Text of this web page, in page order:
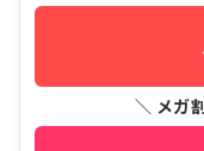
＼ メガ